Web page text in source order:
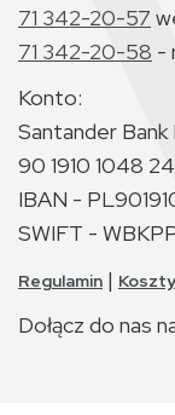
71 342-20-57
71 342-20-58 -
Konto:
Santander Bank
90 1910 1048
IBAN -
SWIFT -
Regulamin |
Dołącz do nas